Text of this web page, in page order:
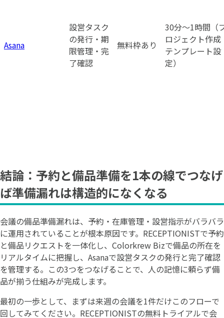
Asana
設営タスク
の発行・期
限管理・完
了確認
無料枠あり
30分〜1時間（
ロジェクト作成
テンプレート設
定）
結論：予約と備品準備を1本の線でつなげ
ば準備漏れは構造的になくなる
会議の備品準備漏れは、予約・在庫管理・設営指示がバラバラ
に運用されていることが根本原因です。RECEPTIONISTで予約
と備品リクエストを一体化し、Colorkrew Bizで備品の所在を
リアルタイムに把握し、Asanaで設営タスクの発行と完了確認
を管理する。この3つをつなげることで、人の記憶に頼らず備
品が揃う仕組みが完成します。
最初の一歩として、まずは来週の会議を1件だけこのフローで
回してみてください。RECEPTIONISTの無料トライアルで会